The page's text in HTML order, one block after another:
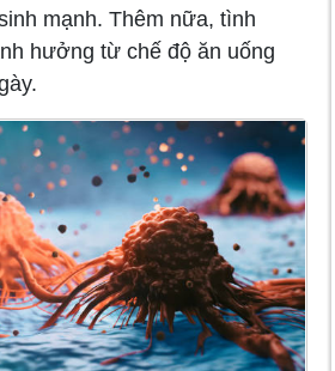
mạnh. Thêm nữa, tình
hưởng từ chế độ ăn uống